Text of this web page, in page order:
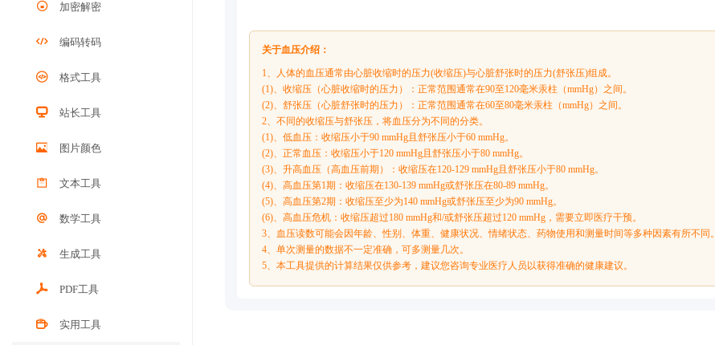
加密解密
编码转码
格式工具
站长工具
图片颜色
文本工具
数学工具
生成工具
PDF工具
实用工具
关于血压介绍：
1、人体的血压通常由心脏收缩时的压力(收缩压)与心脏舒张时的压力(舒张压)组成。
(1)、收缩压（心脏收缩时的压力）：正常范围通常在90至120毫米汞柱（mmHg）之间。
(2)、舒张压（心脏舒张时的压力）：正常范围通常在60至80毫米汞柱（mmHg）之间。
2、不同的收缩压与舒张压，将血压分为不同的分类。
(1)、低血压：收缩压小于90 mmHg且舒张压小于60 mmHg。
(2)、正常血压：收缩压小于120 mmHg且舒张压小于80 mmHg。
(3)、升高血压（高血压前期）：收缩压在120-129 mmHg且舒张压小于80 mmHg。
(4)、高血压第1期：收缩压在130-139 mmHg或舒张压在80-89 mmHg。
(5)、高血压第2期：收缩压至少为140 mmHg或舒张压至少为90 mmHg。
(6)、高血压危机：收缩压超过180 mmHg和/或舒张压超过120 mmHg，需要立即医疗干预。
3、血压读数可能会因年龄、性别、体重、健康状况、情绪状态、药物使用和测量时间等多种因素有所不同。
4、单次测量的数据不一定准确，可多测量几次。
5、本工具提供的计算结果仅供参考，建议您咨询专业医疗人员以获得准确的健康建议。